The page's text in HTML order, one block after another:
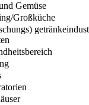
Gemüse
Großküche